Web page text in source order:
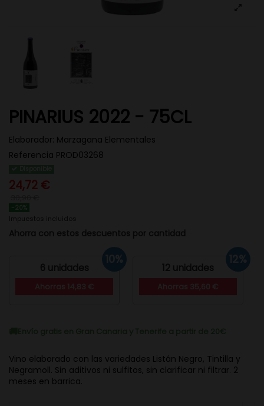
PINARIUS 2022 - 75CL
Elaborador: Marzagana Elementales
Referencia PROD03268
24,72 €
-20%
Impuestos incluidos
Ahorra con estos descuentos por cantidad
6 unidades
10%
12 unidades
12%
Vino elaborado con las variedades Listán Negro, Tintilla y
Negramoll. Sin aditivos ni sulfitos, sin clarificar ni filtrar. 2
meses en barrica.